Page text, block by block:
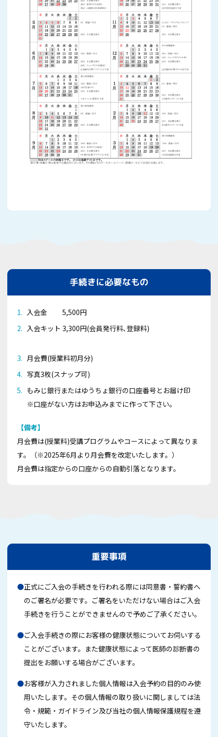
手続きに必要なもの
入会金 5,500円
入会キット 3,300円(会員発行料､登録料)
月会費(授業料初月分)
写真3枚(スナップ可)
もみじ銀行またはゆうちょ銀行の口座番号とお届け印
※口座がない方はお申込みまでに作って下さい。
【備考】
月会費は(授業料)受講プログラムやコースによって異なりま
す。（※2025年6月より月会費を改定いたします。）
月会費は指定からの口座からの自動引落となります。
重要事項
●正式にご入会の手続きを行われる際には同意書・誓約書へ
のご署名が必要です。ご署名をいただけない場合はご入会
手続きを行うことができませんので予めご了承ください。
●ご入会手続きの際にお客様の健康状態についてお伺いする
ことがございます。また健康状態によって医師の診断書の
提出をお願いする場合がございます。
●お客様が入力されました個人情報は入会予約の目的のみ使
用いたします。その個人情報の取り扱いに関しましては法
令・規範・ガイドライン及び当社の個人情報保護規程を遵
守いたします。